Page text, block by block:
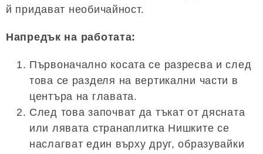
й придават необичайност.
Напредък на работата:
Първоначално косата се разресва и след
това се разделя на вертикални части в
центъра на главата.
След това започват да тъкат от дясната
или лявата странаплитка Нишките се
наслагват един върху друг, образувайки